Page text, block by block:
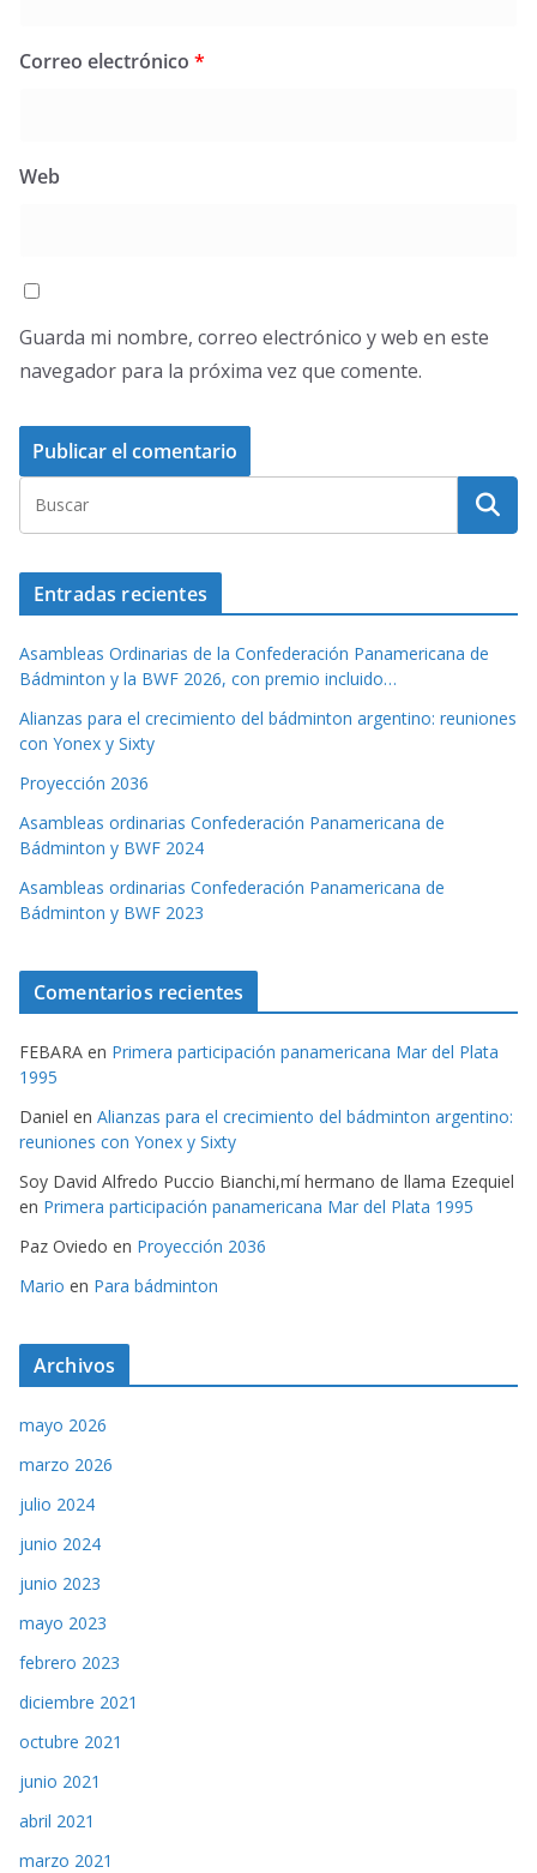
Correo electrónico *
Web
Guarda mi nombre, correo electrónico y web en este
navegador para la próxima vez que comente.
Entradas recientes
Asambleas Ordinarias de la Confederación Panamericana de
Bádminton y la BWF 2026, con premio incluido…
Alianzas para el crecimiento del bádminton argentino: reuniones
con Yonex y Sixty
Proyección 2036
Asambleas ordinarias Confederación Panamericana de
Bádminton y BWF 2024
Asambleas ordinarias Confederación Panamericana de
Bádminton y BWF 2023
Comentarios recientes
FEBARA en Primera participación panamericana Mar del Plata
1995
Daniel en Alianzas para el crecimiento del bádminton argentino:
reuniones con Yonex y Sixty
Soy David Alfredo Puccio Bianchi,mí hermano de llama Ezequiel
en Primera participación panamericana Mar del Plata 1995
Paz Oviedo en Proyección 2036
Mario en Para bádminton
Archivos
mayo 2026
marzo 2026
julio 2024
junio 2024
junio 2023
mayo 2023
febrero 2023
diciembre 2021
octubre 2021
junio 2021
abril 2021
marzo 2021